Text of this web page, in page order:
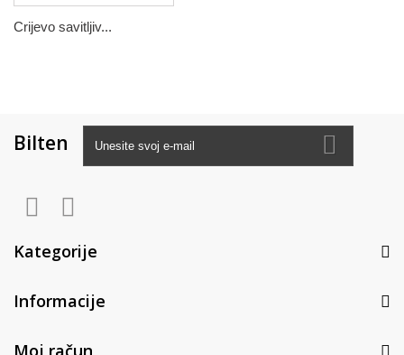
Crijevo savitljiv...
Bilten
Kategorije
Informacije
Moj račun